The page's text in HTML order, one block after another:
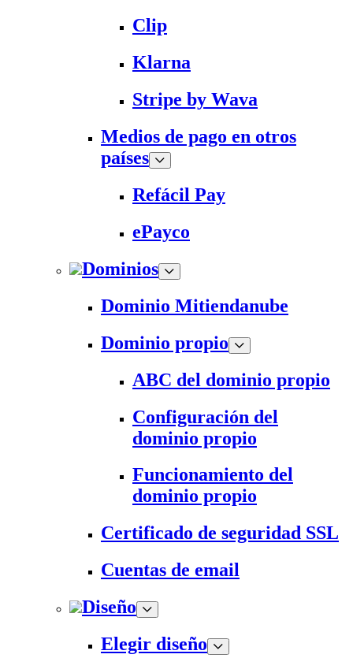
Clip
Klarna
Stripe by Wava
Medios de pago en otros
países
Refácil Pay
ePayco
Dominios
Dominio Mitiendanube
Dominio propio
ABC del dominio propio
Configuración del
dominio propio
Funcionamiento del
dominio propio
Certificado de seguridad SSL
Cuentas de email
Diseño
Elegir diseño